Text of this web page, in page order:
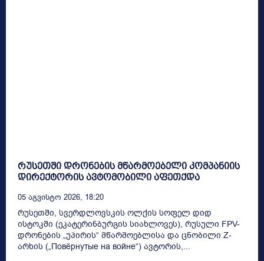
რუსეთში დრონების მწარმოებელი კომპანიის
დირექტორის ავტომობილი აფეთქდა
05 Აგვისტო 2026, 18:20
რუსეთში, სვერდლოვსკის ოლქის სოფელ დიდ
ისტოკში (ეკატერინბურგის სიახლოვეს), რუსული FPV-
დრონების „უპირის“ მწარმოებლისა და ცნობილი Z-
არხის („Повёрнутые на войне“) ავტორის,...